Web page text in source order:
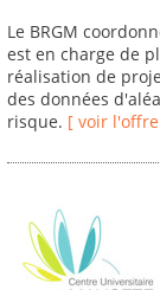
Le BRGM
est en charge de
réalisation de
des données
risque. [ voir